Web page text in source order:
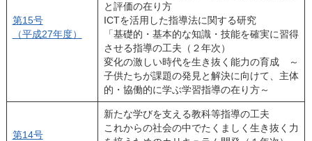
第15号
（平成27年度）
と評価の在り方
ICTを活用した指導法に関する研究
「基礎的・基本的な知識・技能を確実に習得
させる指導の工夫（２年次）
変化の激しい時代を生き抜く能力の育成 ～
子供たちが課題の発見と解決に向けて、主体
的・協働的に学ぶ学習指導の在り方～
第14号
新たな学びを支える教科等指導の工夫
これからの社会の中でたくましく生き抜く力